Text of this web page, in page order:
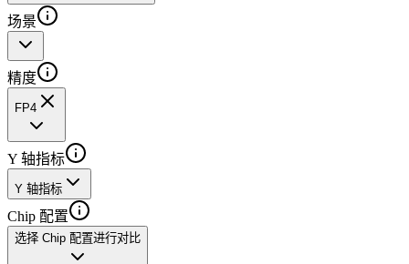
场景
精度
FP4
Y 轴指标
Y 轴指标
Chip 配置
选择 Chip 配置进行对比